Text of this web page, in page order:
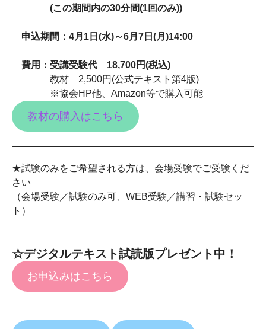
(この期間内の30分間(1回のみ))
申込期間：4月1日(水)～6月7日(月)14:00
費用：受講受験代 18,700円(税込)
教材 2,500円(公式テキスト第4版)
※協会HP他、Amazon等で購入可能
教材の購入はこちら
★試験のみをご希望される方は、会場受験でご受験くだ
さい
（会場受験／試験のみ可、WEB受験／講習・試験セッ
ト）
☆デジタルテキスト試読版プレゼント中！
お申込みはこちら